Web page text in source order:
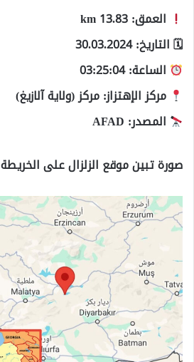
العمق: 13.83 km
🗓 التاريخ: 30.03.2024
الساعة: 03:25:04
مركز الإهتزاز: مركز (ولاية آلازيغ)
المصدر: AFAD
صورة تبين موقع الزلزال على الخريطة